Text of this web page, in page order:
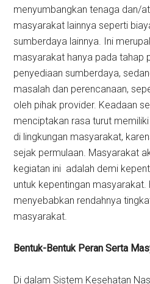
menyumbangkan tenaga dan/
masyarakat lainnya seperti
sumberdaya lainnya. Ini
masyarakat hanya pada tahap
penyediaan sumberdaya,
masalah dan perencanaan,
oleh pihak provider. Keadaan
menciptakan rasa turut
di lingkungan masyarakat,
sejak permulaan. Masyarakat
kegiatan ini adalah demi
untuk kepentingan masyarakat.
menyebabkan rendahnya
masyarakat.
Bentuk-Bentuk Peran Serta
Di dalam Sistem Kesehatan